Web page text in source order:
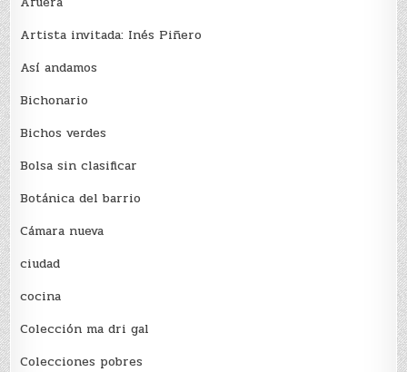
Artista invitada: Inés Piñero
Así andamos
Bichonario
Bichos verdes
Bolsa sin clasificar
Botánica del barrio
Cámara nueva
ciudad
cocina
Colección ma dri gal
Colecciones pobres